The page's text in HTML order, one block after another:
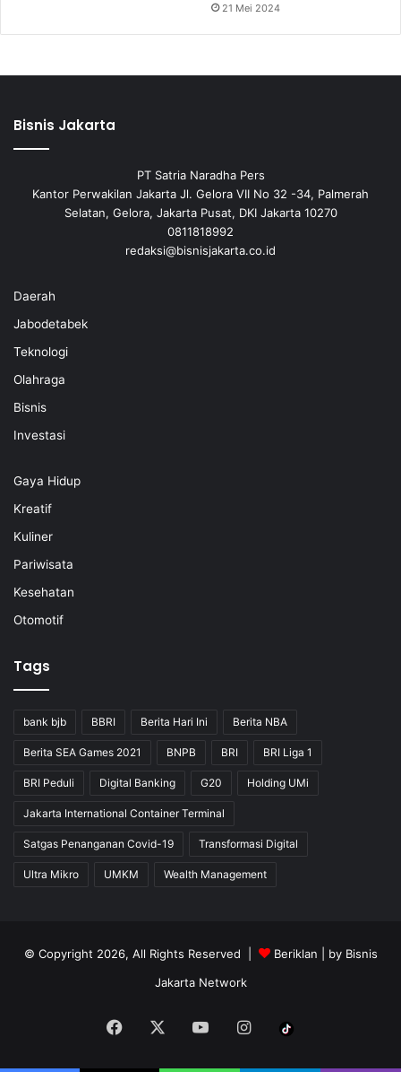
21 Mei 2024
Bisnis Jakarta
PT Satria Naradha Pers
Kantor Perwakilan Jakarta Jl. Gelora VII No 32 -34, Palmerah
Selatan, Gelora, Jakarta Pusat, DKI Jakarta 10270
0811818992
redaksi@bisnisjakarta.co.id
Daerah
Jabodetabek
Teknologi
Olahraga
Bisnis
Investasi
Gaya Hidup
Kreatif
Kuliner
Pariwisata
Kesehatan
Otomotif
Tags
bank bjb BBRI Berita Hari Ini Berita NBA
Berita SEA Games 2021 BNPB BRI BRI Liga 1
BRI Peduli Digital Banking G20 Holding UMi
Jakarta International Container Terminal
Satgas Penanganan Covid-19 Transformasi Digital
Ultra Mikro UMKM Wealth Management
© Copyright 2026, All Rights Reserved | Beriklan | by Bisnis
Jakarta Network
Facebook YouTubeInstagram